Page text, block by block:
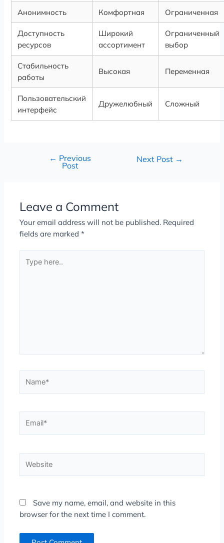
Анонимность Комфортная Ограниченная
Доступность
ресурсов
Широкий
ассортимент
Ограниченный
выбор
Стабильность
работы
Высокая Переменная
Пользовательский
интерфейс
Дружелюбный Сложный
← Previous
Post
Next Post →
Leave a Comment
Your email address will not be published. Required
fields are marked*
here..
Save my name, email, and website in this
browser for the next time I comment.